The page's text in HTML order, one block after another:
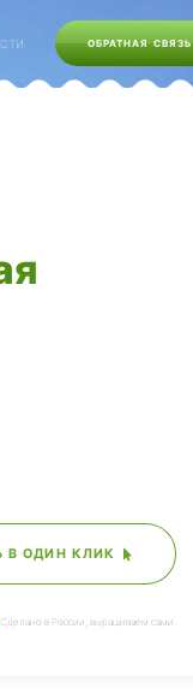
ОБРАТНАЯ СВЯЗЬ
В ОДИН КЛИК
Сделано в России, выращиваем сами.